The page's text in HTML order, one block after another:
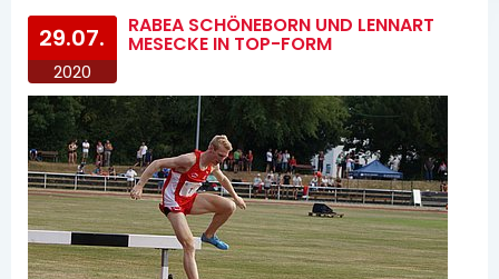
29.07.
2020
RABEA SCHÖNEBORN UND LENNART
MESECKE IN TOP-FORM